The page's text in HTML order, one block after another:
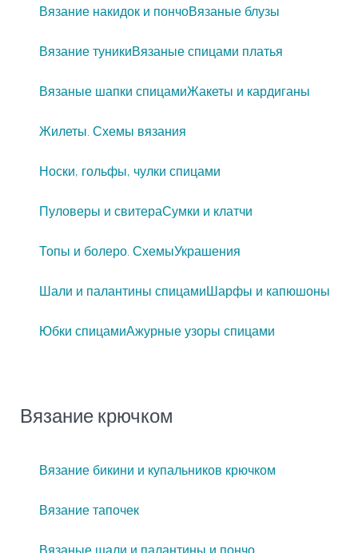
Вязание накидок и пончоВязаные блузы
Вязание туникиВязаные спицами платья
Вязаные шапки спицамиЖакеты и кардиганы
Жилеты. Схемы вязания
Носки, гольфы, чулки спицами
Пуловеры и свитераСумки и клатчи
Топы и болеро. СхемыУкрашения
Шали и палантины спицамиШарфы и капюшоны
Юбки спицамиАжурные узоры спицами
Вязание крючком
Вязание бикини и купальников крючком
Вязание тапочек
Вязаные шали и палантины и пончо